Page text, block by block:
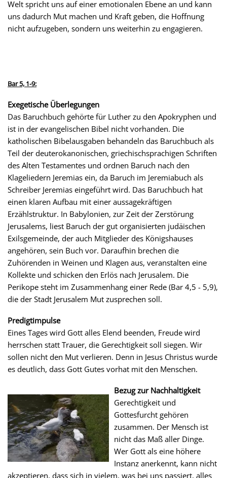
Welt spricht uns auf einer emotionalen Ebene an und kann
uns dadurch Mut machen und Kraft geben, die Hoffnung
nicht aufzugeben, sondern uns weiterhin zu engagieren.
Bar 5, 1-9:
Exegetische Überlegungen
Das Baruchbuch gehörte für Luther zu den Apokryphen und
ist in der evangelischen Bibel nicht vorhanden. Die
katholischen Bibelausgaben behandeln das Baruchbuch als
Teil der deuterokanonischen, griechischsprachigen Schriften
des Alten Testamentes und ordnen Baruch nach den
Klageliedern Jeremias ein, da Baruch im Jeremiabuch als
Schreiber Jeremias eingeführt wird. Das Baruchbuch hat
einen klaren Aufbau mit einer aussagekräftigen
Erzählstruktur. In Babylonien, zur Zeit der Zerstörung
Jerusalems, liest Baruch der gut organisierten judäischen
Exilsgemeinde, der auch Mitglieder des Königshauses
angehören, sein Buch vor. Daraufhin brechen die
Zuhörenden in Weinen und Klagen aus, veranstalten eine
Kollekte und schicken den Erlös nach Jerusalem. Die
Perikope steht im Zusammenhang einer Rede (Bar 4,5 - 5,9),
die der Stadt Jerusalem Mut zusprechen soll.
Predigtimpulse
Eines Tages wird Gott alles Elend beenden, Freude wird
herrschen statt Trauer, die Gerechtigkeit soll siegen. Wir
sollen nicht den Mut verlieren. Denn in Jesus Christus wurde
es deutlich, dass Gott Gutes vorhat mit den Menschen.
Bezug zur Nachhaltigkeit
Gerechtigkeit und
Gottesfurcht gehören
zusammen. Der Mensch ist
nicht das Maß aller Dinge.
Wer Gott als eine höhere
Instanz anerkennt, kann nicht
akzeptieren, dass sich in vielem, was bei uns passiert, alles